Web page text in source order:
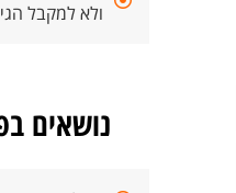
ולא למקבל
נושאים